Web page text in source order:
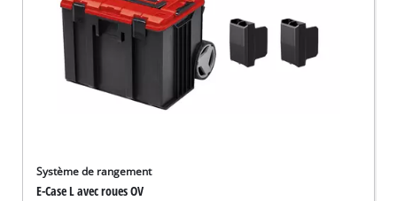
Système de rangement
E-Case L avec roues OV